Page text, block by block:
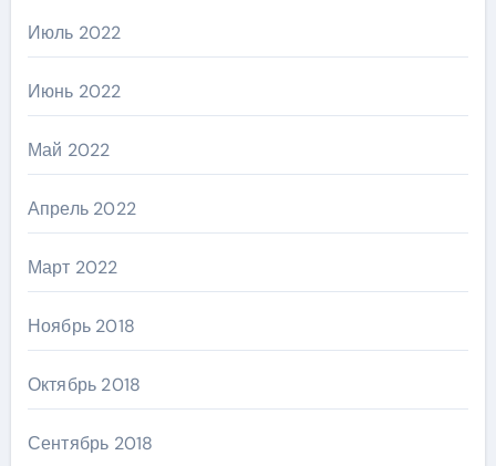
Июль 2022
Июнь 2022
Май 2022
Апрель 2022
Март 2022
Ноябрь 2018
Октябрь 2018
Сентябрь 2018